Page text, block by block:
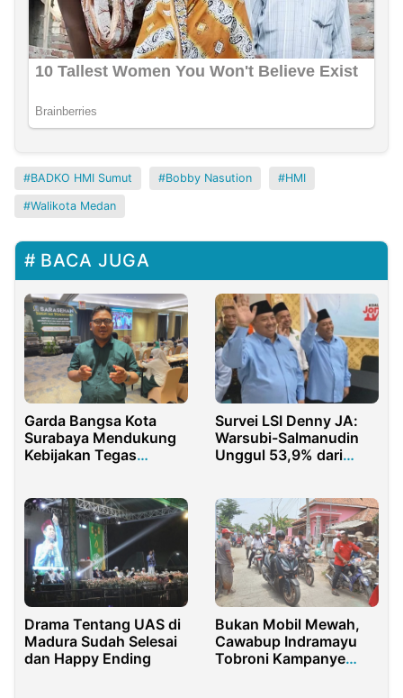
BADKO HMI Sumut Bobby Nasution HMI
Walikota Medan
BACA JUGA
Garda Bangsa Kota
Surabaya Mendukung
Kebijakan Tegas
Survei LSI Denny JA:
Warsubi-Salmanudin
Unggul 53,9% dari
Drama Tentang UAS di
Madura Sudah Selesai
dan Happy Ending
Bukan Mobil Mewah,
Cawabup Indramayu
Tobroni Kampanye